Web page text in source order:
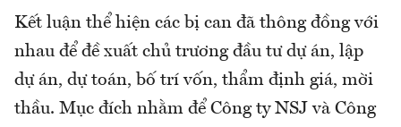
Kết luận thể hiện các bị can đã thông đồng với
nhau để đề xuất chủ trương đầu tư dự án, lập
dự án, dự toán, bố trí vốn, thẩm định giá, mời
thầu. Mục đích nhằm để Công ty NSJ và Công